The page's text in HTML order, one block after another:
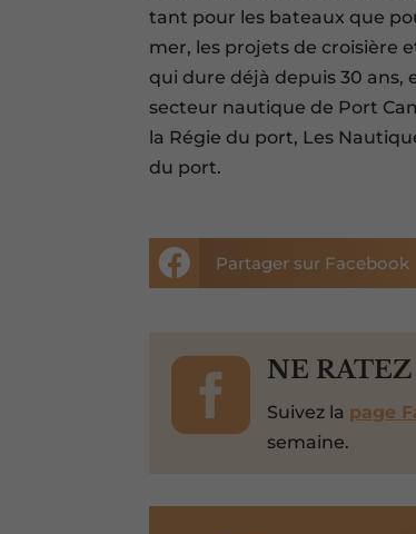
tant pour les bateaux que
mer, les projets de croisière
qui dure déjà depuis 30
secteur nautique de Port
la Régie du port, Les
du port.
 Partager sur Facebook
 NE
Suivez la page
semaine.